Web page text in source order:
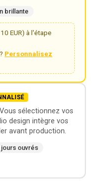
brillante
EUR) à l'étape
Personnalisez
sélectionnez vos
design intègre vos
avant production.
jours ouvrés